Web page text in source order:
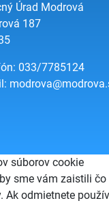
Úrad Modrová
187
033/7785124
súborov cookie
sme vám zaistili
Ak odmietnete